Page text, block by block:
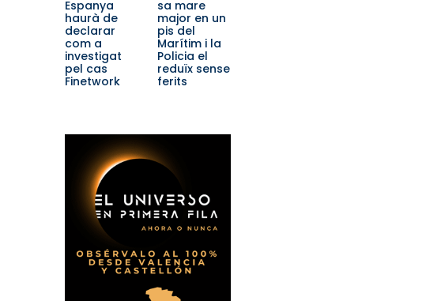
Espanya
haurà de
declarar
com a
investigat
pel cas
Finetwork
sa mare
major en un
pis del
Marítim i la
Policia el
reduïx sense
ferits